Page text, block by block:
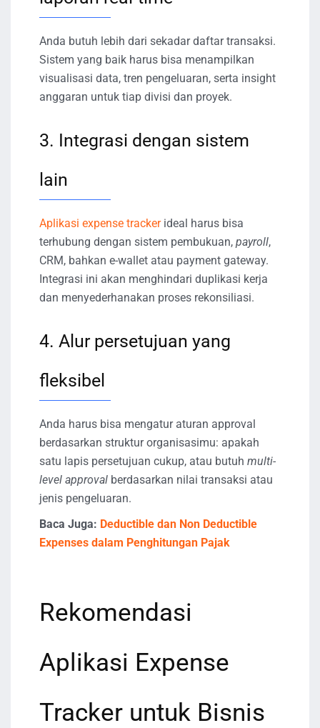
Anda butuh lebih dari sekadar daftar transaksi.
Sistem yang baik harus bisa menampilkan
visualisasi data, tren pengeluaran, serta insight
anggaran untuk tiap divisi dan proyek.
3. Integrasi dengan sistem
lain
Aplikasi expense trackerideal harus bisa
terhubung dengan sistem pembukuan, payroll,
CRM, bahkan e-wallet atau payment gateway.
Integrasi ini akan menghindari duplikasi kerja
dan menyederhanakan proses rekonsiliasi.
4. Alur persetujuan yang
fleksibel
Anda harus bisa mengatur aturan approval
berdasarkan struktur organisasimu: apakah
satu lapis persetujuan cukup, atau butuh multi-
level approval berdasarkan nilai transaksi atau
jenis pengeluaran.
Baca Juga: Deductible dan Non Deductible
Expenses dalam Penghitungan Pajak
Rekomendasi
Aplikasi Expense
Tracker untuk Bisnis